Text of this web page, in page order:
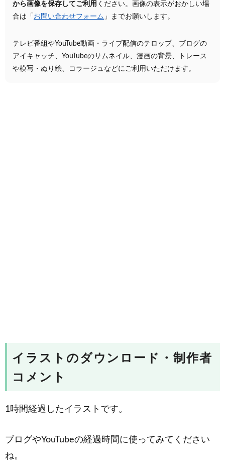
から画像を保存してご利用 ください。画像の表示がおかしい場
合は「 お問い合わせフォーム 」までお願いします。
テレビ番組やYouTube動画・ライブ配信のテロップ、ブログの
アイキャッチ、YouTubeのサムネイル、漫画の背景、トレース
や模写・ぬり絵、コラージュなどにご利用いただけます。
イラストのダウンロード・制作者
コメント
1時間経過したイラストです。
ブログやYouTubeの経過時間に使ってみてください
ね。